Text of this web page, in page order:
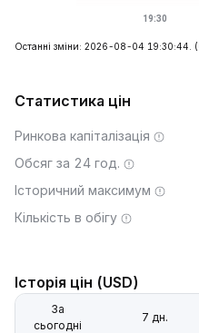
Останні зміни: 2026-08-04 19:30:44.
Статистика цін
Ринкова капіталізація
Обсяг за 24 год.
Історичний максимум
Кількість в обігу
Історія цін (USD)
За
сьогодні
7 дн.